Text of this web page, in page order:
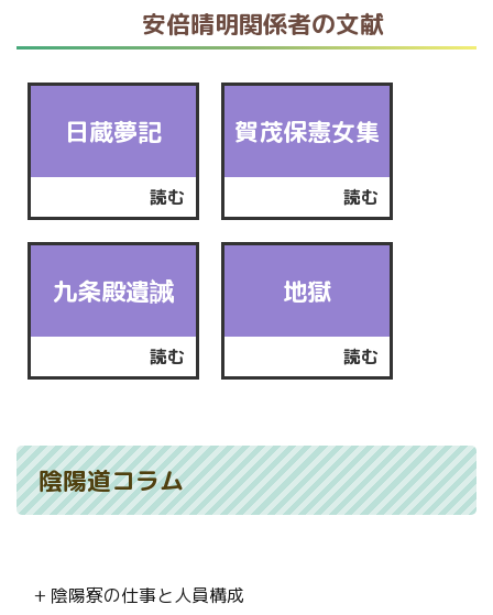
安倍晴明関係者の文献
日蔵夢記
読む
賀茂保憲女集
読む
九条殿遺誡
読む
地獄
読む
陰陽道コラム
+ 陰陽寮の仕事と人員構成